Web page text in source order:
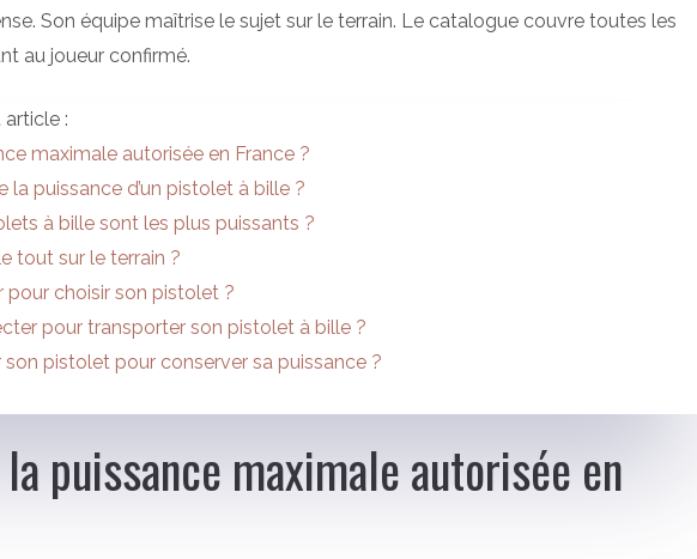
Son équipe maîtrise le sujet sur le terrain. Le catalogue couvre toutes les
au joueur confirmé.
:
maximale autorisée en France ?
la puissance d’un pistolet à bille ?
à bille sont les plus puissants ?
tout sur le terrain ?
pour choisir son pistolet ?
pour transporter son pistolet à bille ?
pistolet pour conserver sa puissance ?
puissance maximale autorisée en